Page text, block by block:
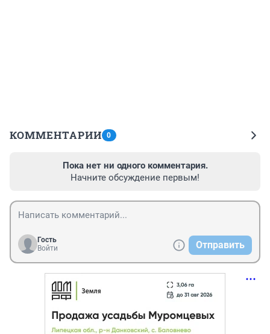
КОММЕНТАРИИ 0
Пока нет ни одного комментария.
Начните обсуждение первым!
Гость
Войти
Отправить